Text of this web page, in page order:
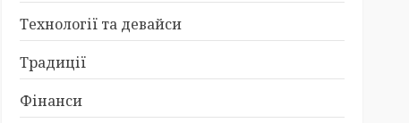
Технології та девайси
Традиції
Фінанси